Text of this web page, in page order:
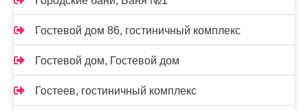
Гостевой дом 86, гостиничный комплекс
Гостевой дом, Гостевой дом
Гостеев, гостиничный комплекс